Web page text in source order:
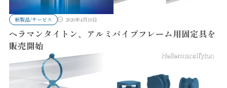
新製品/サービス 2026年4月10日
ヘラマンタイトン、アルミパイプフレーム用固定具を
販売開始